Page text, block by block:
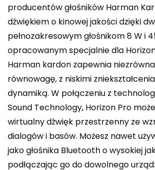
producentów głośników Harman
dźwiękiem o kinowej jakości dzięki
pełnozakresowym głośnikom 8 W i
opracowanym specjalnie dla
Harman kardon zapewnia
równowagę, z niskimi
dynamiką. W połączeniu z
Sound Technology, Horizon Pro
wirtualny dźwięk przestrzenny ze
dialogów i basów. Możesz nawet
jako głośnika Bluetooth o wysokiej
podłączając go do dowolnego